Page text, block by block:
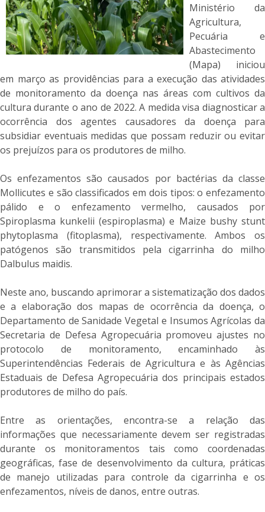
Ministério da
Agricultura,
Pecuária e
Abastecimento
(Mapa) iniciou
em março as providências para a execução das atividades
de monitoramento da doença nas áreas com cultivos da
cultura durante o ano de 2022. A medida visa diagnosticar a
ocorrência dos agentes causadores da doença para
subsidiar eventuais medidas que possam reduzir ou evitar
os prejuízos para os produtores de milho.
Os enfezamentos são causados por bactérias da classe
Mollicutes e são classificados em dois tipos: o enfezamento
pálido e o enfezamento vermelho, causados por
Spiroplasma kunkelii (espiroplasma) e Maize bushy stunt
phytoplasma (fitoplasma), respectivamente. Ambos os
patógenos são transmitidos pela cigarrinha do milho
Dalbulus maidis.
Neste ano, buscando aprimorar a sistematização dos dados
e a elaboração dos mapas de ocorrência da doença, o
Departamento de Sanidade Vegetal e Insumos Agrícolas da
Secretaria de Defesa Agropecuária promoveu ajustes no
protocolo de monitoramento, encaminhado às
Superintendências Federais de Agricultura e às Agências
Estaduais de Defesa Agropecuária dos principais estados
produtores de milho do país.
Entre as orientações, encontra-se a relação das
informações que necessariamente devem ser registradas
durante os monitoramentos tais como coordenadas
geográficas, fase de desenvolvimento da cultura, práticas
de manejo utilizadas para controle da cigarrinha e os
enfezamentos, níveis de danos, entre outras.